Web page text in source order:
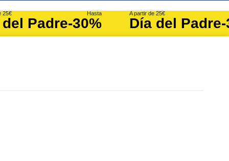
25€
Padre
Hasta
-30%
A partir de 25€
Día del Padre